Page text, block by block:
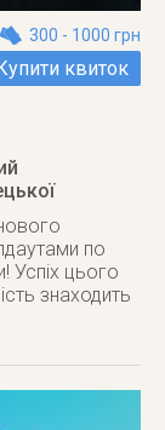
300 - 1000 грн
квиток
по
Успіх цього
знаходить